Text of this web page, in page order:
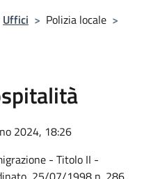
Uffici > Polizia locale >
2024, 18:26
- Titolo II -